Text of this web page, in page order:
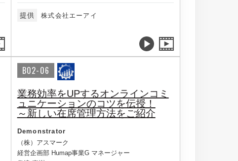
提供 株式会社エーアイ
B02-06
業務効率をUPするオンラインコミ
ュニケーションのコツを伝授！
～新しい在席管理方法をご紹介
Demonstrator
（株）アスマーク
経営企画部 Humap事業G マネージャー